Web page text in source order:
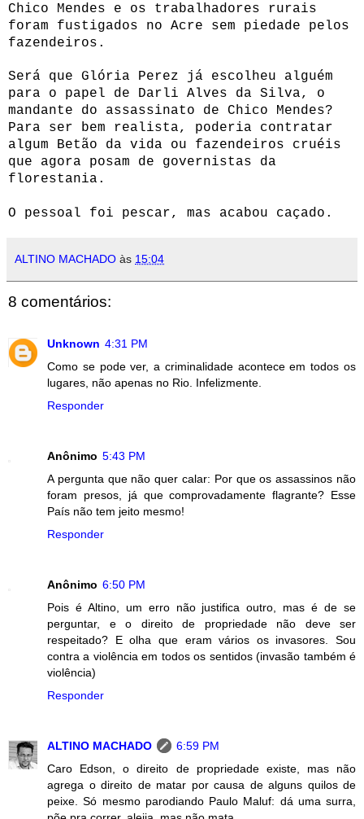
Chico Mendes e os trabalhadores rurais
foram fustigados no Acre sem piedade pelos
fazendeiros.
Será que Glória Perez já escolheu alguém
para o papel de Darli Alves da Silva, o
mandante do assassinato de Chico Mendes?
Para ser bem realista, poderia contratar
algum Betão da vida ou fazendeiros cruéis
que agora posam de governistas da
florestania.
O pessoal foi pescar, mas acabou caçado.
ALTINO MACHADO às 15:04
8 comentários:
Unknown 4:31 PM
Como se pode ver, a criminalidade acontece em todos os
lugares, não apenas no Rio. Infelizmente.
Responder
Anônimo 5:43 PM
A pergunta que não quer calar: Por que os assassinos não
foram presos, já que comprovadamente flagrante? Esse
País não tem jeito mesmo!
Responder
Anônimo 6:50 PM
Pois é Altino, um erro não justifica outro, mas é de se
perguntar, e o direito de propriedade não deve ser
respeitado? E olha que eram vários os invasores. Sou
contra a violência em todos os sentidos (invasão também é
violência)
Responder
ALTINO MACHADO
6:59 PM
Caro Edson, o direito de propriedade existe, mas não
agrega o direito de matar por causa de alguns quilos de
peixe. Só mesmo parodiando Paulo Maluf: dá uma surra,